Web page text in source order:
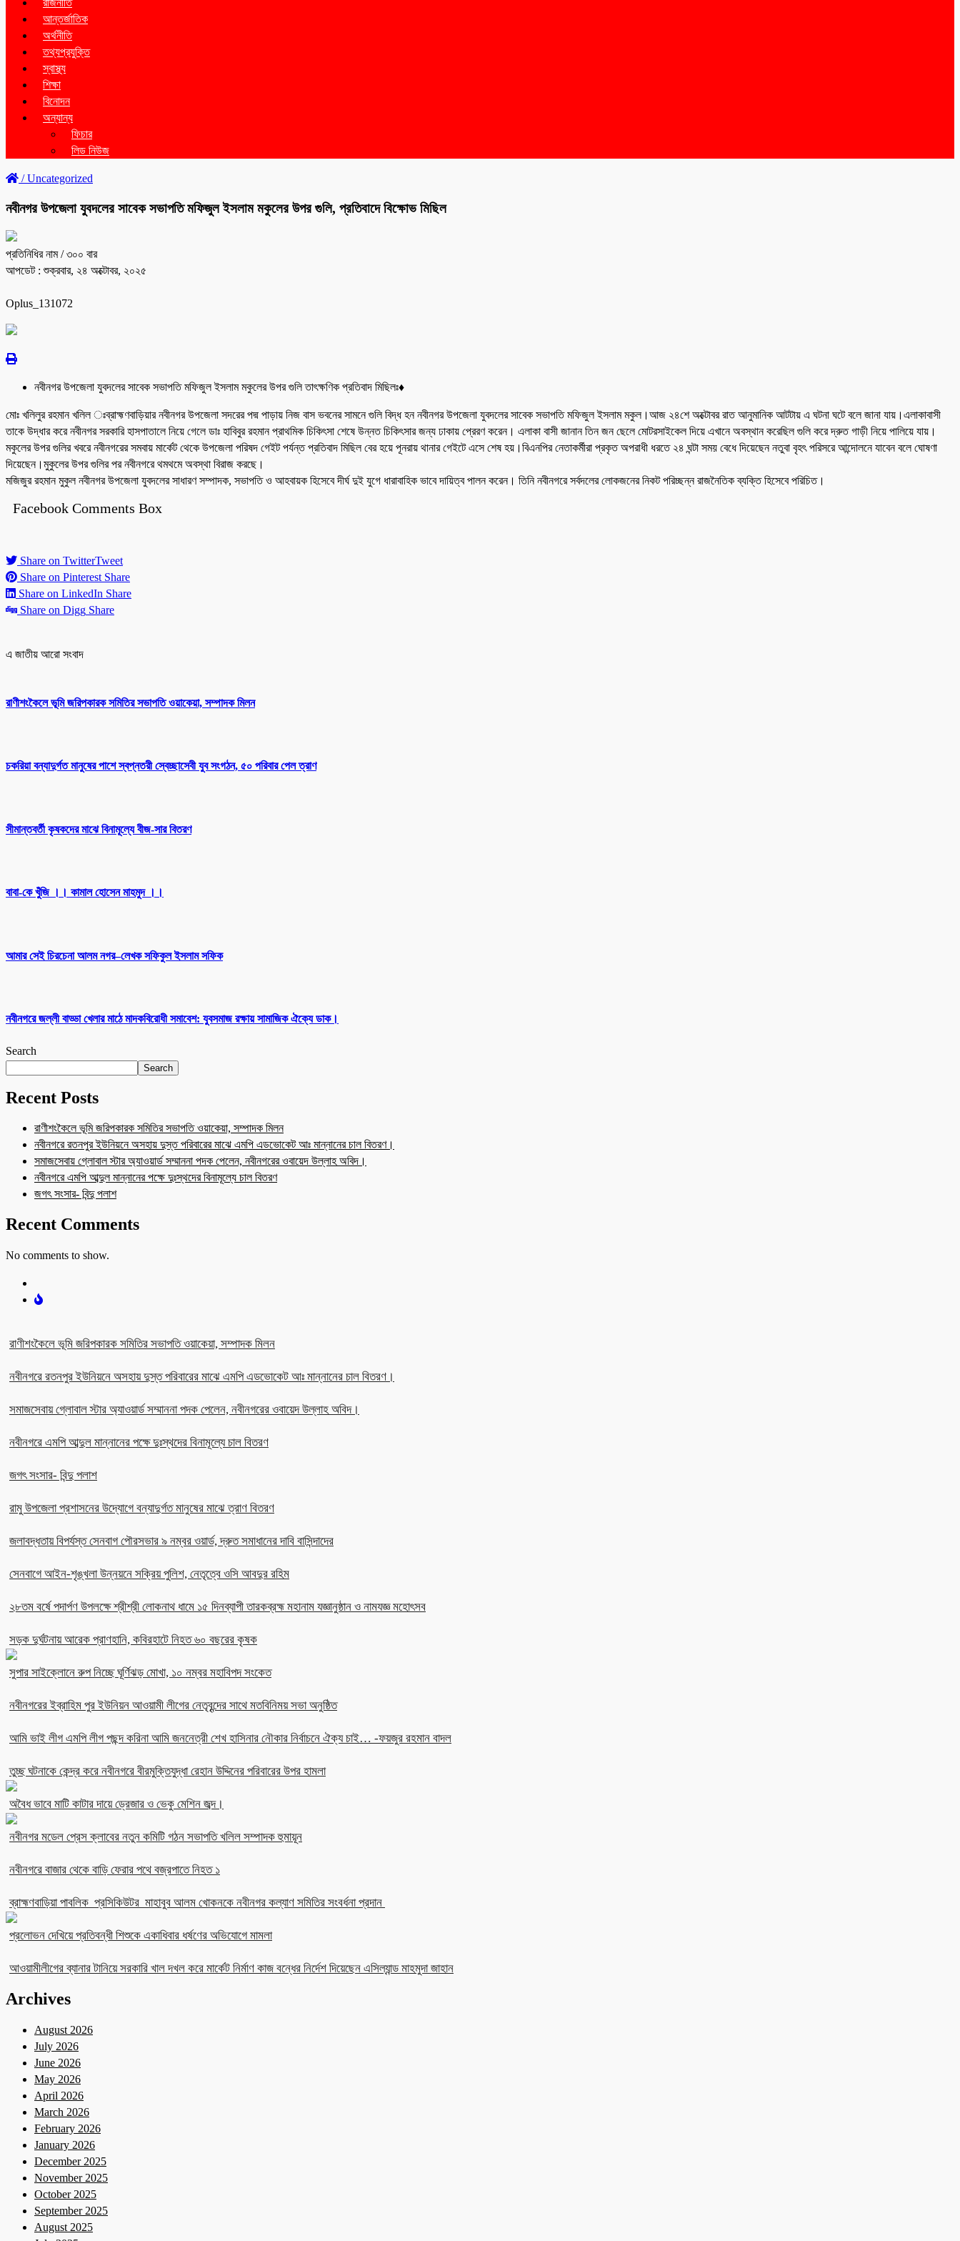
রাজনীতি
আন্তর্জাতিক
অর্থনীতি
তথ্যপ্রযুক্তি
স্বাস্থ্য
শিক্ষা
বিনোদন
অন্যান্য
ফিচার
লিড নিউজ
/Uncategorized
নবীনগর উপজেলা যুবদলের সাবেক সভাপতি মফিজুল ইসলাম মকুলের উপর গুলি, প্রতিবাদে বিক্ষোভ মিছিল
প্রতিনিধির নাম/ ৩০০ বার
আপডেট : শুক্রবার, ২৪ অক্টোবর, ২০২৫
Oplus_131072
নবীনগর উপজেলা যুবদলের সাবেক সভাপতি মফিজুল ইসলাম মকুলের উপর গুলি তাৎক্ষণিক প্রতিবাদ মিছিলঃ♦
মোঃ খলিলুর রহমান খলিল ঃব্রাহ্মণবাড়িয়ার নবীনগর উপজেলা সদরের পদ্ম পাড়ায় নিজ বাস ভবনের সামনে গুলি বিদ্ধ হন নবীনগর উপজেলা যুবদলের সাবেক সভাপতি মফিজুল ইসলাম মকুল।আজ ২৪শে অক্টোবর রাত আনুমানিক আটটায় এ ঘটনা ঘটে বলে জানা যায়।এলাকাবাসী
তাকে উদ্ধার করে নবীনগর সরকারি হাসপাতালে নিয়ে গেলে ডাঃ হাবিবুর রহমান প্রাথমিক চিকিৎসা শেষে উন্নত চিকিৎসার জন্য ঢাকায় প্রেরণ করেন। এলাকা বাসী জানান তিন জন ছেলে মোটরসাইকেল দিয়ে এখানে অবস্থান করেছিল গুলি করে দ্রুত গাড়ী নিয়ে পালিয়ে যায়।
মকুলের উপর গুলির খবরে নবীনগরের সমবায় মার্কেট থেকে উপজেলা পরিষদ গেইট পর্যন্ত প্রতিবাদ মিছিল বের হয়ে পূনরায় থানার গেইটে এসে শেষ হয়।বিএনপির নেতাকর্মীরা প্রকৃত অপরাধী ধরতে ২৪ ঘন্টা সময় বেধে দিয়েছেন নতুবা বৃহৎ পরিসরে আন্দোলনে যাবেন বলে ঘোষণা
দিয়েছেন।মুকুলের উপর গুলির পর নবীনগরে থমথমে অবস্থা বিরাজ করছে।
মজিজুর রহমান মুকুল নবীনগর উপজেলা যুবদলের সাধারণ সম্পাদক, সভাপতি ও আহবায়ক হিসেবে দীর্ঘ দুই যুগে ধারাবাহিক ভাবে দায়িত্ব পালন করেন। তিনি নবীনগরে সর্বদলের লোকজনের নিকট পরিচ্ছন্ন রাজনৈতিক ব্যক্তি হিসেবে পরিচিত।
Facebook Comments Box
Share on TwitterTweet
Share on Pinterest Share
Share on LinkedIn Share
Share on Digg Share
এ জাতীয় আরো সংবাদ
রাণীশংকৈলে ভূমি জরিপকারক সমিতির সভাপতি ওয়াকেয়া, সম্পাদক মিলন
চকরিয়া বন্যাদুর্গত মানুষের পাশে স্বপ্নতরী স্বেচ্ছাসেবী যুব সংগঠন, ৫০ পরিবার পেল ত্রাণ
সীমান্তবর্তী কৃষকদের মাঝে বিনামূল্যে বীজ-সার বিতরণ
বাবা-কে খুঁজি ।। কামাল হোসেন মাহমুদ ।।
আমার সেই চিরচেনা আলম নগর–লেখক সফিকুল ইসলাম সফিক
নবীনগরে জল্লী বাড্ডা খেলার মাঠে মাদকবিরোধী সমাবেশ: যুবসমাজ রক্ষায় সামাজিক ঐক্যে ডাক।
Search
Search
Recent Posts
রাণীশংকৈলে ভূমি জরিপকারক সমিতির সভাপতি ওয়াকেয়া, সম্পাদক মিলন
নবীনগরে রতনপুর ইউনিয়নে অসহায় দুস্ত পরিবারের মাঝে এমপি এডভোকেট আঃ মান্নানের চাল বিতরণ।
সমাজসেবায় গ্লোবাল স্টার অ্যাওয়ার্ড সম্মাননা পদক পেলেন, নবীনগরের ওবায়েদ উল্লাহ অবিদ।
নবীনগরে এমপি আব্দুল মান্নানের পক্ষে দুঃস্থদের বিনামূল্যে চাল বিতরণ
জগৎ সংসার- বিন্দু পলাশ
Recent Comments
No comments to show.
রাণীশংকৈলে ভূমি জরিপকারক সমিতির সভাপতি ওয়াকেয়া, সম্পাদক মিলন
নবীনগরে রতনপুর ইউনিয়নে অসহায় দুস্ত পরিবারের মাঝে এমপি এডভোকেট আঃ মান্নানের চাল বিতরণ।
সমাজসেবায় গ্লোবাল স্টার অ্যাওয়ার্ড সম্মাননা পদক পেলেন, নবীনগরের ওবায়েদ উল্লাহ অবিদ।
নবীনগরে এমপি আব্দুল মান্নানের পক্ষে দুঃস্থদের বিনামূল্যে চাল বিতরণ
জগৎ সংসার- বিন্দু পলাশ
রামু উপজেলা প্রশাসনের উদ্যোগে বন্যাদুর্গত মানুষের মাঝে ত্রাণ বিতরণ
জলাবদ্ধতায় বিপর্যস্ত সেনবাগ পৌরসভার ৯ নম্বর ওয়ার্ড, দ্রুত সমাধানের দাবি বাসিন্দাদের
সেনবাগে আইন-শৃঙ্খলা উন্নয়নে সক্রিয় পুলিশ, নেতৃত্বে ওসি আবদুর রহিম
২৮তম বর্ষে পদার্পণ উপলক্ষে শ্রীশ্রী লোকনাথ ধামে ১৫ দিনব্যাপী তারকব্রহ্ম মহানাম যজ্ঞানুষ্ঠান ও নামযজ্ঞ মহোৎসব
সড়ক দুর্ঘটনায় আরেক প্রাণহানি, কবিরহাটে নিহত ৬০ বছরের কৃষক
সুপার সাইক্লোনে রুপ নিচ্ছে ঘূর্ণিঝড় মোখা, ১০ নম্বর মহাবিপদ সংকেত
নবীনগরের ইব্রাহিম পুর ইউনিয়ন আওয়ামী লীগের নেতৃবৃন্দের সাথে মতবিনিময় সভা অনুষ্ঠিত
আমি ভাই লীগ এমপি লীগ পছন্দ করিনা আমি জননেত্রী শেখ হাসিনার নৌকার নির্বাচনে ঐক্য চাই… -ফয়জুর রহমান বাদল
তুচ্ছ ঘটনাকে কেন্দ্র করে নবীনগরে বীরমুক্তিযুদ্ধা রেহান উদ্দিনের পরিবারের উপর হামলা
অবৈধ ভাবে মাটি কাটার দায়ে ড্রেজার ও ভেকু মেশিন জব্দ।
নবীনগর মডেল প্রেস ক্লাবের নতুন কমিটি গঠন সভাপতি খলিল সম্পাদক হুমায়ূন
নবীনগরে বাজার থেকে বাড়ি ফেরার পথে বজ্রপাতে নিহত ১
ব্রাহ্মণবাড়িয়া পাবলিক প্রসিকিউটর মাহাবুব আলম খোকনকে নবীনগর কল্যাণ সমিতির সংবর্ধনা প্রদান
প্রলোভন দেখিয়ে প্রতিবন্ধী শিশুকে একাধিবার ধর্ষণের অভিযোগে মামলা
আওয়ামীলীগের ব্যানার টানিয়ে সরকারি খাল দখল করে মার্কেট নির্মাণ কাজ বন্ধের নির্দেশ দিয়েছেন এসিল্যান্ড মাহমুদা জাহান
Archives
August 2026
July 2026
June 2026
May 2026
April 2026
March 2026
February 2026
January 2026
December 2025
November 2025
October 2025
September 2025
August 2025